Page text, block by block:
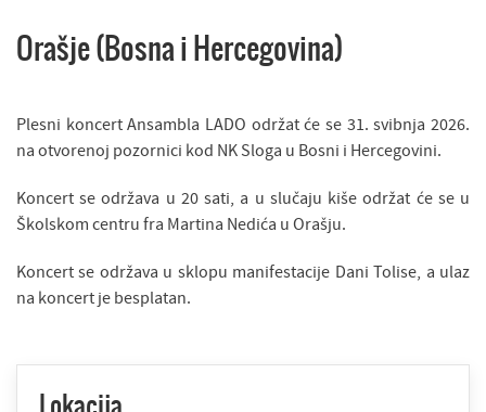
Orašje (Bosna i Hercegovina)
Plesni koncert Ansambla LADO održat će se 31. svibnja 2026.
na otvorenoj pozornici kod NK Sloga u Bosni i Hercegovini.
Koncert se održava u 20 sati, a u slučaju kiše održat će se u
Školskom centru fra Martina Nedića u Orašju.
Koncert se održava u sklopu manifestacije Dani Tolise, a ulaz
na koncert je besplatan.
Lokacija